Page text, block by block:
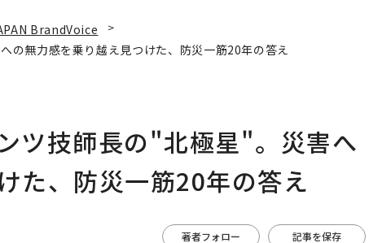
BrandVoice
の無力感を乗り越え見つけた、防災一筋20年の答え
ツ技師長の"北極星"。災害へ
た、防災一筋20年の答え
著者フォロー 記事を保存